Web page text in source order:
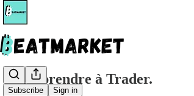
Subscribe Sign in
🧩 Apprendre à Trader.